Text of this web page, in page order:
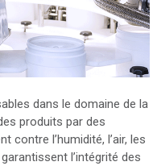
dans le domaine de la
produits par des
contre l’humidité, l’air, les
l’intégrité des